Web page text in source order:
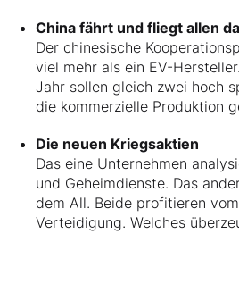
China fährt und fliegt allen
Der chinesische
viel mehr als ein EV-
Jahr sollen gleich zwei hoch
die kommerzielle Produktion
Die neuen Kriegsaktien
Das eine Unternehmen
und Geheimdienste. Das
dem All. Beide profitieren
Verteidigung. Welches